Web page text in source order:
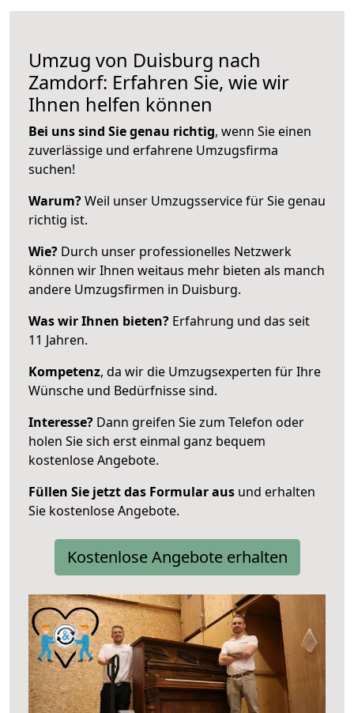
Umzug von Duisburg nach
Zamdorf: Erfahren Sie, wie wir
Ihnen helfen können
Bei uns sind Sie genau richtig, wenn Sie einen
zuverlässige und erfahrene Umzugsfirma
suchen!
Warum?Weil unser Umzugsservice für Sie genau
richtig ist.
Wie? Durch unser professionelles Netzwerk
können wir Ihnen weitaus mehr bieten als manch
andere Umzugsfirmen in Duisburg.
Was wir Ihnen bieten? Erfahrung und das seit
11 Jahren.
Kompetenz, da wir die Umzugsexperten für Ihre
Wünsche und Bedürfnisse sind.
Interesse? Dann greifen Sie zum Telefon oder
holen Sie sich erst einmal ganz bequem
kostenlose Angebote.
Füllen Sie jetzt das Formular aus und erhalten
Sie kostenlose Angebote.
Kostenlose Angebote erhalten